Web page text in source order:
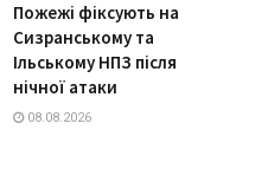
Пожежі фіксують на
Сизранському та
Ільському НПЗ після
нічної атаки
08.08.2026